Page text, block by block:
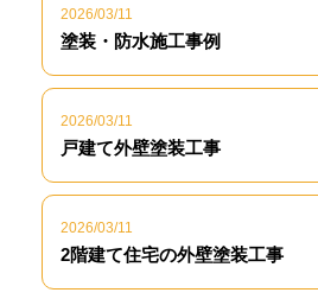
2026/03/11
塗装・防水施工事例
2026/03/11
戸建て外壁塗装工事
2026/03/11
2階建て住宅の外壁塗装工事